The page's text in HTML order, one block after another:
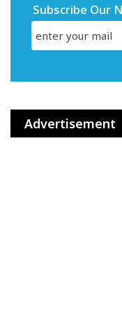
Subscribe Our
Advertisement